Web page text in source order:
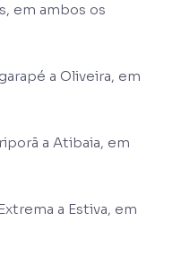
em ambos os
a Oliveira, em
a Atibaia, em
a Estiva, em